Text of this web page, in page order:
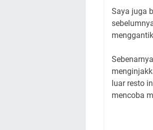
Saya juga
luar resto
mencoba